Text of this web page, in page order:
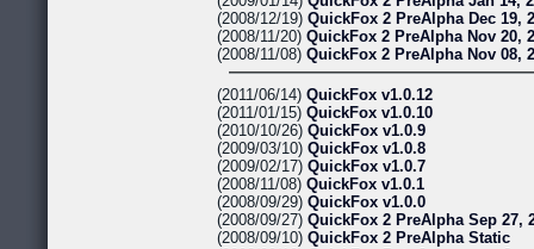
(2008/12/19) QuickFox 2 PreAlpha Dec 19,
(2008/11/20) QuickFox 2 PreAlpha Nov 20,
(2008/11/08) QuickFox 2 PreAlpha Nov 08,
(2011/06/14) QuickFox v1.0.12
(2011/01/15) QuickFox v1.0.10
(2010/10/26) QuickFox v1.0.9
(2009/03/10) QuickFox v1.0.8
(2009/02/17) QuickFox v1.0.7
(2008/11/08) QuickFox v1.0.1
(2008/09/29) QuickFox v1.0.0
(2008/09/27) QuickFox 2 PreAlpha Sep 27,
(2008/09/10) QuickFox 2 PreAlpha Static